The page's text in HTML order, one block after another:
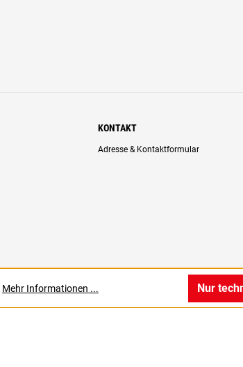
KONTAKT
Adresse & Kontaktformular
Mehr Informationen ... Nur